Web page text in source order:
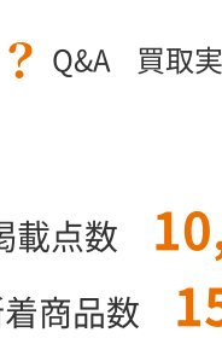
Q&A 買取
載点数
着商品数